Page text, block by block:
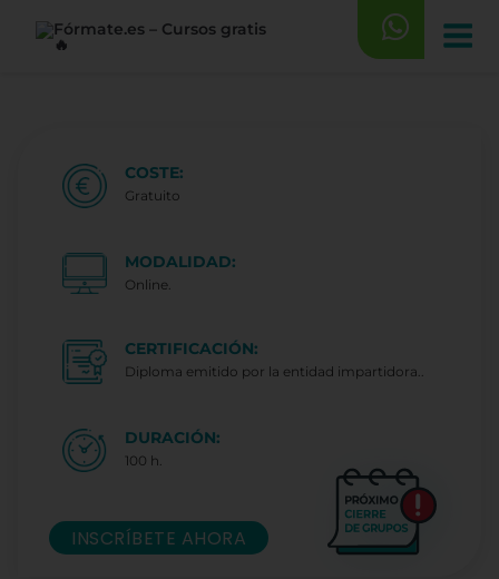
COSTE:
Gratuito
MODALIDAD:
Online.
CERTIFICACIÓN:
Diploma emitido por la entidad impartidora..
DURACIÓN:
100 h.
INSCRÍBETE AHORA